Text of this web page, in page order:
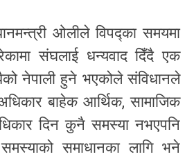
ओलीले विपद्का समयमा
संघलाई धन्यवाद दिँदै एक
नेपाली हुने भएकोले संविधानले
बाहेक आर्थिक, सामाजिक
दिन कुनै समस्या नभएपनि
समस्याको समाधानका लागि भने